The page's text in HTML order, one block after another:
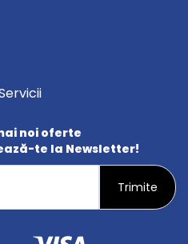
noi oferte
te la Newsletter!